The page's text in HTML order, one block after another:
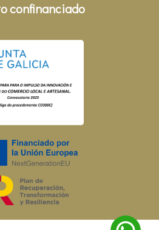
confinanciado